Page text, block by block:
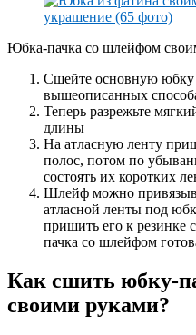
Юбка-пачка со шлейфом
Сшейте основную юбку
вышеописанных
Теперь разрежьте
длины
На атласную ленту
полос, потом по
состоять их коротких
Шлейф можно
атласной ленты под
пришить его к
пачка со шлейфом
Как сшить юбку-
своими руками?